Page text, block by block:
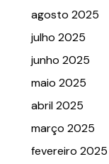
agosto 2025
julho 2025
junho 2025
maio 2025
abril 2025
março 2025
fevereiro 2025